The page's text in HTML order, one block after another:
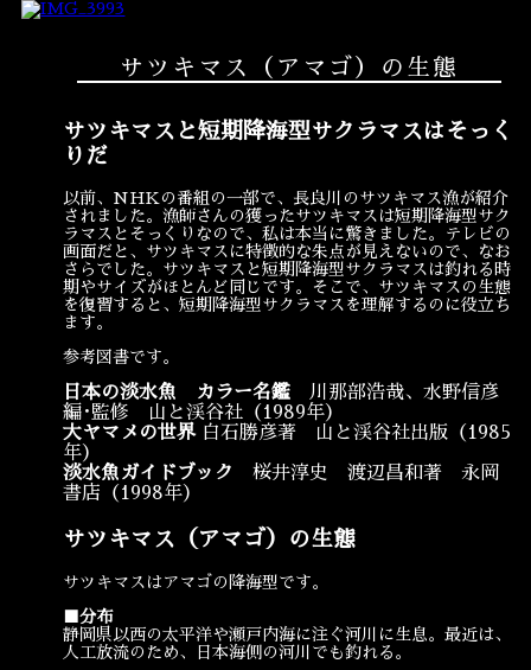
サツキマス（アマゴ）の生態
サツキマスと短期降海型サクラマスはそっく
りだ
以前、NHKの番組の一部で、長良川のサツキマス漁が紹介
されました。漁師さんの獲ったサツキマスは短期降海型サク
ラマスとそっくりなので、私は本当に驚きました。テレビの
画面だと、サツキマスに特徴的な朱点が見えないので、なお
さらでした。サツキマスと短期降海型サクラマスは釣れる時
期やサイズがほとんど同じです。そこで、サツキマスの生態
を復習すると、短期降海型サクラマスを理解するのに役立ち
ます。
参考図書です。
日本の淡水魚 カラー名鑑 川那部浩哉、水野信彦
編･監修 山と渓谷社（1989年）
大ヤマメの世界白石勝彦著 山と渓谷社出版（1985
年）
淡水魚ガイドブック
桜井淳史 渡辺昌和著 永岡
書店（1998年）
サツキマス（アマゴ）の生態
サツキマスはアマゴの降海型です。
■分布
静岡県以西の太平洋や瀬戸内海に注ぐ河川に生息。最近は、
人工放流のため、日本海側の河川でも釣れる。
結婚式・披露宴
慶事 お顔合わせ